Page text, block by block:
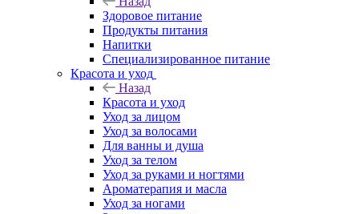
Здоровое питание
Продукты питания
Напитки
Специализированное питание
Красота и уход
Назад
Красота и уход
Уход за лицом
Уход за волосами
Для ванны и душа
Уход за телом
Уход за руками и ногтями
Ароматерапия и масла
Уход за ногами